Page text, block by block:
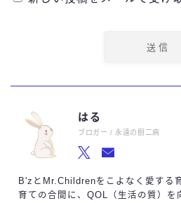
はる
ブロガー / 永遠の厨二病
B'zとMr.Childrenをこよなく愛する
育ての合間に、QOL（生活の質）を